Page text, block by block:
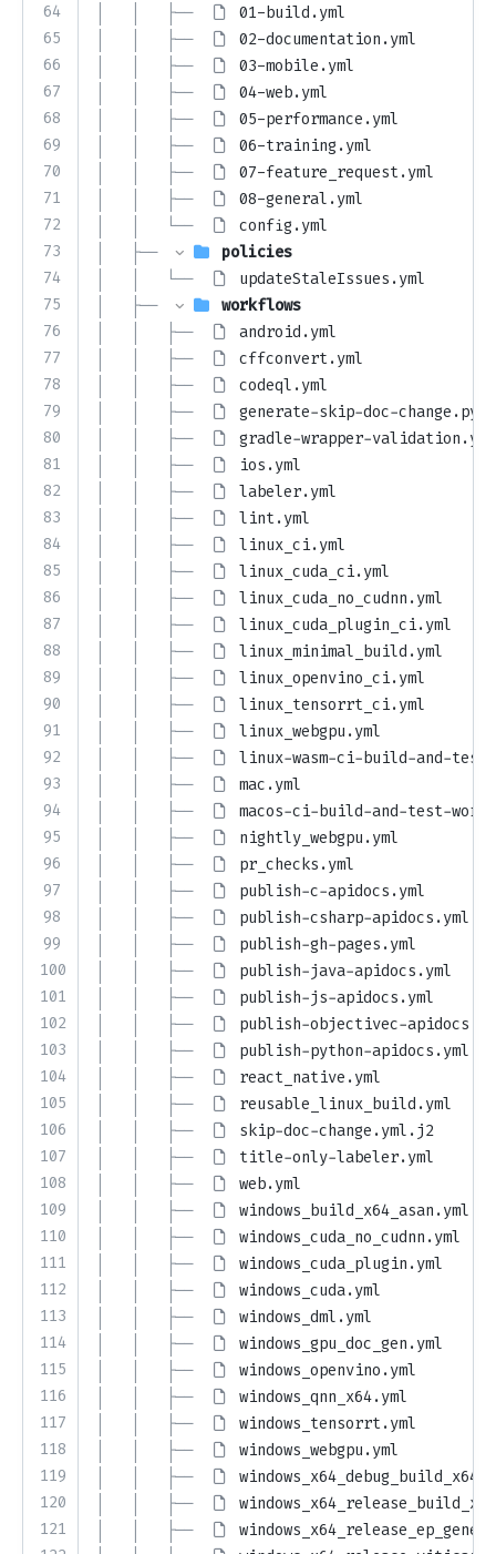
64
65
66
67
68
69
70
71
72
73
74
75
76
77
78
79
80
81
82
83
84
85
86
87
88
89
90
91
92
93
94
95
96
97
98
99
100
101
102
103
104
105
106
107
108
109
110
111
112
113
114
115
116
117
118
119
120
121
│   │   ├──
01-build.yml
│   │   ├──
02-documentation.yml
│   │   ├──
03-mobile.yml
│   │   ├──
04-web.yml
│   │   ├──
05-performance.yml
│   │   ├──
06-training.yml
│   │   ├──
07-feature_request.yml
│   │   ├──
08-general.yml
│   │   └──
config.yml
│   ├──
policies
│   │   └──
updateStaleIssues.yml
│   ├──
workflows
│   │   ├──
android.yml
│   │   ├──
cffconvert.yml
│   │   ├──
codeql.yml
│   │   ├──
generate-skip-doc-change.py
│   │   ├──
gradle-wrapper-validation.yml
│   │   ├──
ios.yml
│   │   ├──
labeler.yml
│   │   ├──
lint.yml
│   │   ├──
linux_ci.yml
│   │   ├──
linux_cuda_ci.yml
│   │   ├──
linux_cuda_no_cudnn.yml
│   │   ├──
linux_cuda_plugin_ci.yml
│   │   ├──
linux_minimal_build.yml
│   │   ├──
linux_openvino_ci.yml
│   │   ├──
linux_tensorrt_ci.yml
│   │   ├──
linux_webgpu.yml
│   │   ├──
linux-wasm-ci-build-and-test-
│   │   ├──
mac.yml
│   │   ├──
macos-ci-build-and-test-
│   │   ├──
nightly_webgpu.yml
│   │   ├──
pr_checks.yml
│   │   ├──
publish-c-apidocs.yml
│   │   ├──
publish-csharp-apidocs.yml
│   │   ├──
publish-gh-pages.yml
│   │   ├──
publish-java-apidocs.yml
│   │   ├──
publish-js-apidocs.yml
│   │   ├──
publish-objectivec-
│   │   ├──
publish-python-apidocs.yml
│   │   ├──
react_native.yml
│   │   ├──
reusable_linux_build.yml
│   │   ├──
skip-doc-change.yml.j2
│   │   ├──
title-only-labeler.yml
│   │   ├──
web.yml
│   │   ├──
windows_build_x64_asan.yml
│   │   ├──
windows_cuda_no_cudnn.yml
│   │   ├──
windows_cuda_plugin.yml
│   │   ├──
windows_cuda.yml
│   │   ├──
windows_dml.yml
│   │   ├──
windows_gpu_doc_gen.yml
│   │   ├──
windows_openvino.yml
│   │   ├──
windows_qnn_x64.yml
│   │   ├──
windows_tensorrt.yml
│   │   ├──
windows_webgpu.yml
│   │   ├──
│   │   ├──
│   │   ├──